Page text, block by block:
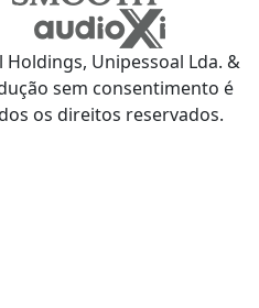
Unipessoal Lda. &
sem consentimento é
os direitos reservados.